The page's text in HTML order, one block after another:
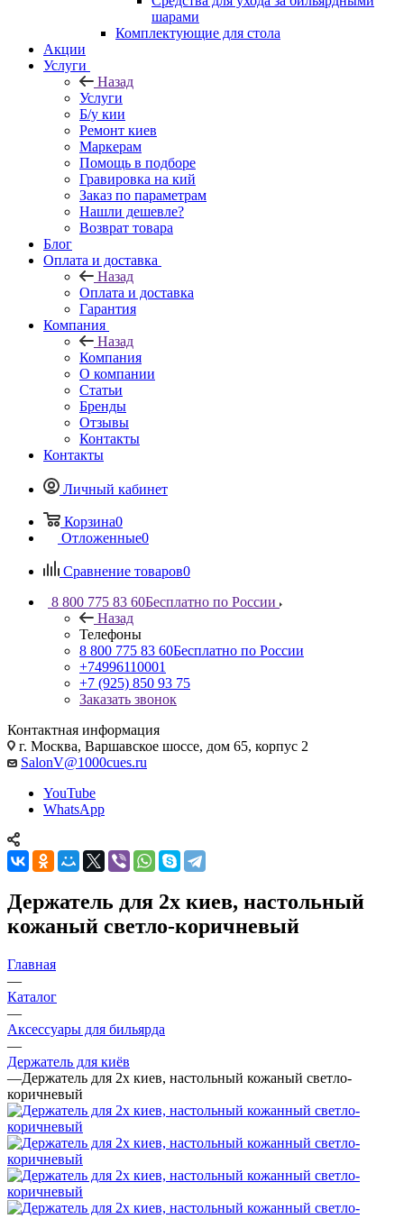
шарами
Комплектующие для стола
Акции
Услуги
Назад
Услуги
Б/у кии
Ремонт киев
Маркерам
Помощь в подборе
Гравировка на кий
Заказ по параметрам
Нашли дешевле?
Возврат товара
Блог
Оплата и доставка
Назад
Оплата и доставка
Гарантия
Компания
Назад
Компания
О компании
Статьи
Бренды
Отзывы
Контакты
Контакты
Личный кабинет
Корзина0
Отложенные0
Сравнение товаров0
8 800 775 83 60Бесплатно по России
Назад
Телефоны
8 800 775 83 60Бесплатно по России
+74996110001
+7 (925) 850 93 75
Заказать звонок
Контактная информация
г. Москва, Варшавское шоссе, дом 65, корпус 2
SalonV@1000cues.ru
YouTube
WhatsApp
Держатель для 2х киев, настольный
кожаный светло-коричневый
Главная
—
Каталог
—
Аксессуары для бильярда
—
Держатель для киёв
—Держатель для 2х киев, настольный кожаный светло-
коричневый